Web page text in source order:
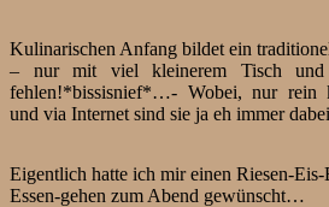
Kulinarischen Anfang bildet ein
– nur mit viel kleinerem Tisch
fehlen!*bissisnief*…- Wobei, nur rein
und via Internet sind sie ja eh immer
Eigentlich hatte ich mir einen Riesen-
Essen-gehen zum Abend gewünscht…